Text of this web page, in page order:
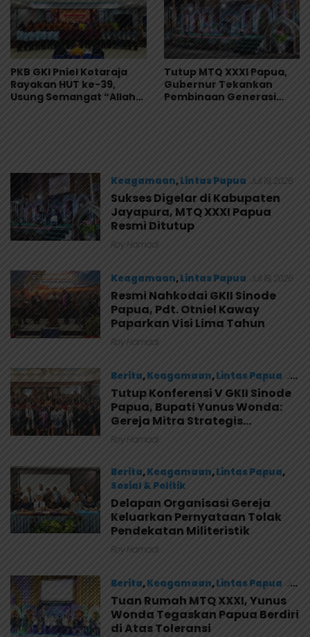
PKB GKI Pniel Kotaraja
Rayakan HUT ke-39,
Usung Semangat “Allah
Tutup MTQ XXXI Papua,
Gubernur Tekankan
Pembinaan Generasi
Keagamaan,Lintas Papua Juli 19, 2026
Sukses Digelar di Kabupaten
Jayapura, MTQ XXXI Papua
Resmi Ditutup
Roy Hamadi
Keagamaan,Lintas Papua Juli 18, 2026
Resmi Nahkodai GKII Sinode
Papua, Pdt. Otniel Kaway
Paparkan Visi Lima Tahun
Roy Hamadi
Berita,Keagamaan,Lintas Papua Juli
17, 2026
Tutup Konferensi V GKII Sinode
Papua, Bupati Yunus Wonda:
Gereja Mitra Strategis
Selamatkan Generasi Muda
Roy Hamadi
Berita,Keagamaan,Lintas Papua,
Sosial & Politik
Juli 17, 2026
Delapan Organisasi Gereja
Keluarkan Pernyataan Tolak
Pendekatan Militeristik
Roy Hamadi
Berita,Keagamaan,Lintas Papua Juli
16, 2026
Tuan Rumah MTQ XXXI, Yunus
Wonda Tegaskan Papua Berdiri
di Atas Toleransi